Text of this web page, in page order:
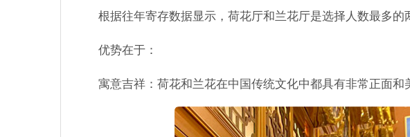
根据往年寄存数据显示，荷花厅和兰花厅是选择人数最多
优势在于：
寓意吉祥：荷花和兰花在中国传统文化中都具有非常正面